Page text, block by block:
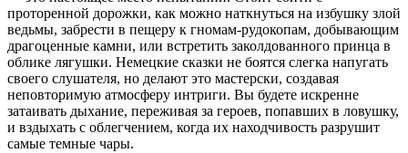
проторенной дорожки, как можно наткнуться на избушку злой
ведьмы, забрести в пещеру к гномам-рудокопам, добывающим
драгоценные камни, или встретить заколдованного принца в
облике лягушки. Немецкие сказки не боятся слегка напугать
своего слушателя, но делают это мастерски, создавая
неповторимую атмосферу интриги. Вы будете искренне
затаивать дыхание, переживая за героев, попавших в ловушку,
и вздыхать с облегчением, когда их находчивость разрушит
самые темные чары.